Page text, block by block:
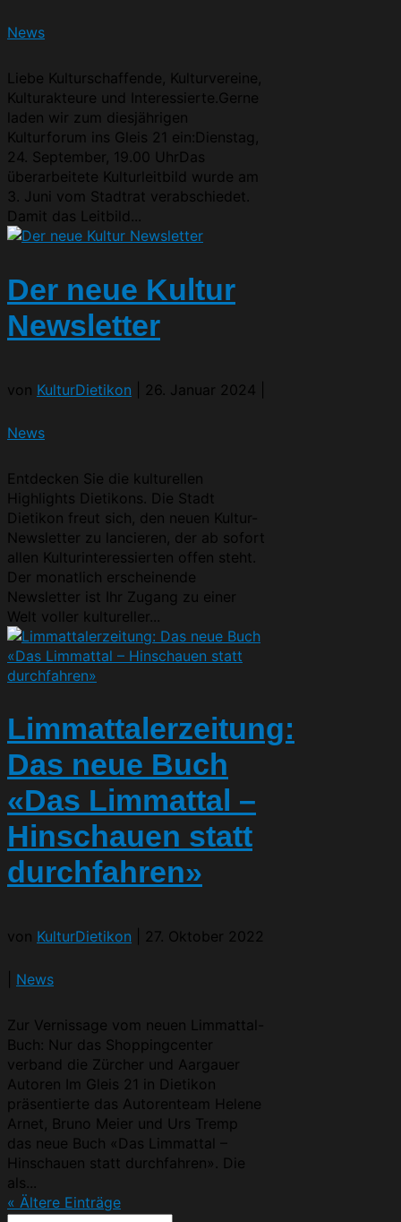
News
Liebe Kulturschaffende, Kulturvereine,
Kulturakteure und Interessierte.Gerne
laden wir zum diesjährigen
Kulturforum ins Gleis 21 ein:Dienstag,
24. September, 19.00 UhrDas
überarbeitete Kulturleitbild wurde am
3. Juni vom Stadtrat verabschiedet.
Damit das Leitbild...
Der neue Kultur
Newsletter
von KulturDietikon 26. Januar 2024
News
Entdecken Sie die kulturellen
Highlights Dietikons. Die Stadt
Dietikon freut sich, den neuen Kultur-
Newsletter zu lancieren, der ab sofort
allen Kulturinteressierten offen steht.
Der monatlich erscheinende
Newsletter ist Ihr Zugang zu einer
Welt voller kultureller...
Limmattalerzeitung:
Das neue Buch
«Das Limmattal –
Hinschauen statt
durchfahren»
von KulturDietikon 27. Oktober 2022
News
Zur Vernissage vom neuen Limmattal-
Buch: Nur das Shoppingcenter
verband die Zürcher und Aargauer
Autoren Im Gleis 21 in Dietikon
präsentierte das Autorenteam Helene
Arnet, Bruno Meier und Urs Tremp
das neue Buch «Das Limmattal –
Hinschauen statt durchfahren». Die
als...
« Ältere Einträge